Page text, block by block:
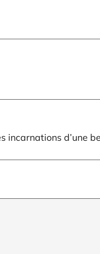
d’une